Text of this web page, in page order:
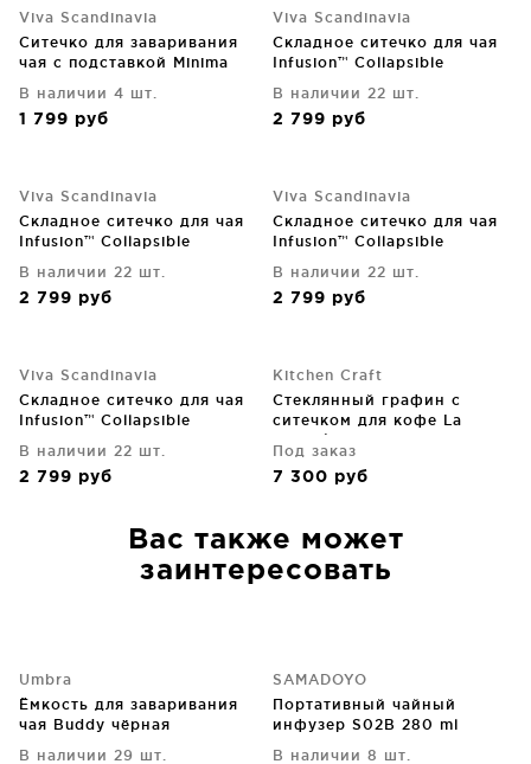
Viva Scandinavia
Ситечко для заваривания
чая с подставкой Minima
В наличии 4 шт.
1 799 руб
Viva Scandinavia
Складное ситечко для чая
Infusion™ Collapsible
В наличии 22 шт.
2 799 руб
Viva Scandinavia
Складное ситечко для чая
Infusion™ Collapsible
В наличии 22 шт.
2 799 руб
Viva Scandinavia
Складное ситечко для чая
Infusion™ Collapsible
В наличии 22 шт.
2 799 руб
Viva Scandinavia
Складное ситечко для чая
Infusion™ Collapsible
В наличии 22 шт.
2 799 руб
Kitchen Craft
Стеклянный графин с
ситечком для кофе La
Cafetière 400 ml
Под заказ
7 300 руб
Вас также может
заинтересовать
Umbra
Ёмкость для заваривания
чая Buddy чёрная
В наличии 29 шт.
SAMADOYO
Портативный чайный
инфузер S02B 280 ml
В наличии 8 шт.